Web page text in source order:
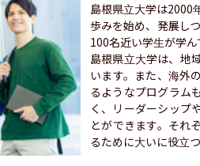
島根県立大学は2000
歩みを始め、発展し
100名近い学生が学ん
島根県立大学は、地
います。また、海外
るようなプログラム
く、リーダーシップ
とができます。それ
るために大いに役立